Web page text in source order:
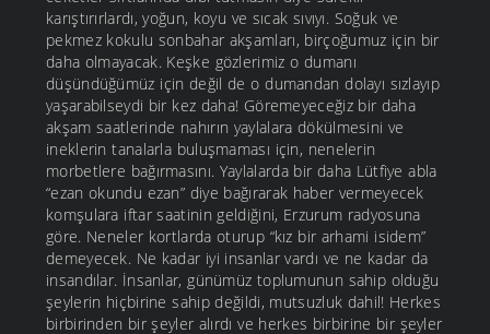
karıştırırlardı, yoğun, koyu ve sıcak sıvıyı. Soğuk ve
pekmez kokulu sonbahar akşamları, birçoğumuz için bir
daha olmayacak. Keşke gözlerimiz o dumanı
düşündüğümüz için değil de o dumandan dolayı sızlayıp
yaşarabilseydi bir kez daha! Göremeyeceğiz bir daha
akşam saatlerinde nahırın yaylalara dökülmesini ve
ineklerin tanalarla buluşmaması için, nenelerin
morbetlere bağırmasını. Yaylalarda bir daha Lütfiye abla
“ezan okundu ezan” diye bağırarak haber vermeyecek
komşulara iftar saatinin geldiğini, Erzurum radyosuna
göre. Neneler kortlarda oturup “kız bir arhami isidem”
demeyecek. Ne kadar iyi insanlar vardı ve ne kadar da
insandılar. İnsanlar, günümüz toplumunun sahip olduğu
şeylerin hiçbirine sahip değildi, mutsuzluk dahil! Herkes
birbirinden bir şeyler alırdı ve herkes birbirine bir şeyler